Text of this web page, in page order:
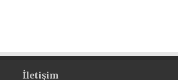
İletişim